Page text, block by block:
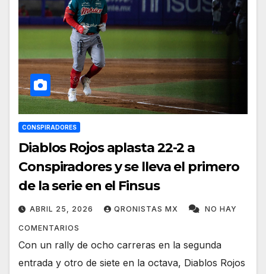
CONSPIRADORES
Diablos Rojos aplasta 22-2 a
Conspiradores y se lleva el primero
de la serie en el Finsus
ABRIL 25, 2026 QRONISTAS MX NO HAY
COMENTARIOS
Con un rally de ocho carreras en la segunda
entrada y otro de siete en la octava, Diablos Rojos